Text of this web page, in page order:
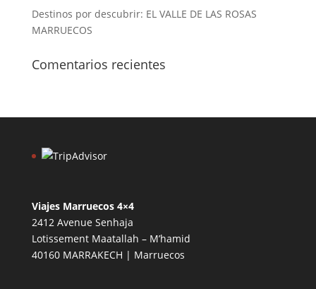
Destinos por descubrir: EL VALLE DE LAS ROSAS
MARRUECOS
Comentarios recientes
Viajes Marruecos 4×4
2412 Avenue Senhaja
Lotissement Maatallah – M’hamid
40160 MARRAKECH | Marruecos